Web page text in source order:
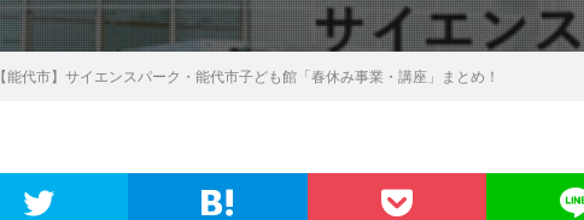
【能代市】サイエンスパーク・能代市子ども館「春休み事業・講座」まとめ！